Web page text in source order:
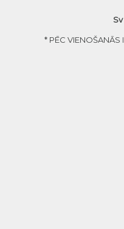
* PĒC VIENOŠANĀS